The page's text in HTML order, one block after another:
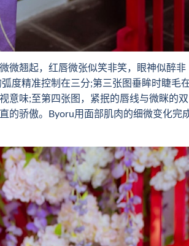
翘起，红唇微张似笑非笑，眼神似醉非
度精准控制在三分;第三张图垂眸时睫毛
意味;至第四张图，紧抿的唇线与微眯的双
的骄傲。Byoru用面部肌肉的细微变化完